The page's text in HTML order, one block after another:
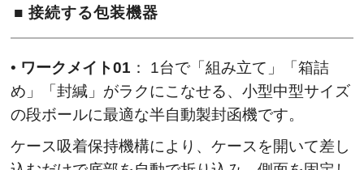
■ 接続する包装機器
• ワークメイト01 ： 1台で「組み立て」「箱詰
め」「封緘」がラクにこなせる、小型中型サイズ
の段ボールに最適な半自動製封函機です。
ケース吸着保持機構により、ケースを開いて差し